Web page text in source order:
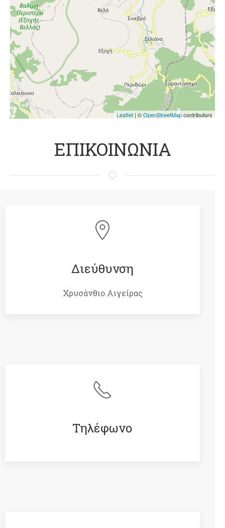
Leaflet | ©OpenStreetMapcontributors
ΕΠΙΚΟΙΝΩΝΙΑ
Διεύθυνση
Χρυσάνθιο Αιγείρας
Τηλέφωνο